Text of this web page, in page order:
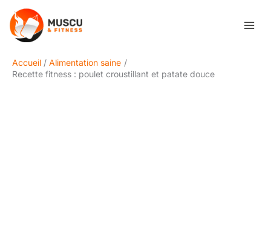
contenu
Accueil
Alimentation saine
Recette fitness : poulet croustillant et patate douce
Rechercher